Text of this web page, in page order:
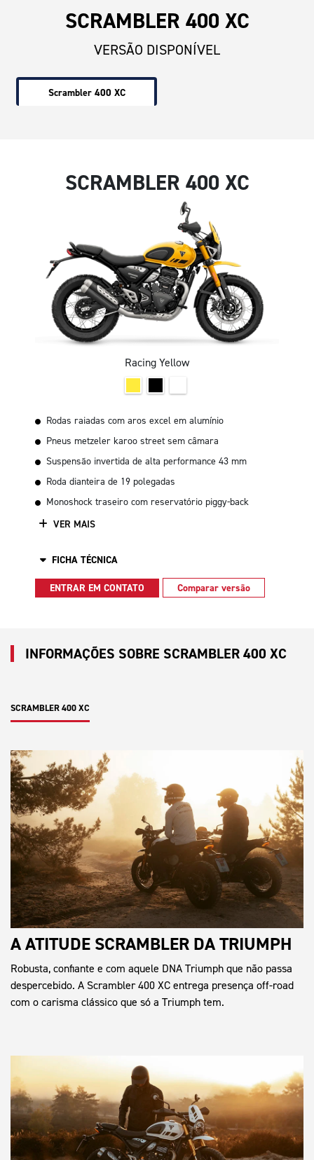
SCRAMBLER 400 XC
VERSÃO DISPONÍVEL
Scrambler 400 XC
SCRAMBLER 400 XC
Racing Yellow
Rodas raiadas com aros excel em alumínio
Pneus metzeler karoo street sem câmara
Suspensão invertida de alta performance 43 mm
Roda dianteira de 19 polegadas
Monoshock traseiro com reservatório piggy-back
VER MAIS
FICHA TÉCNICA
ENTRAR EM CONTATO Comparar versão
INFORMAÇÕES SOBRE SCRAMBLER 400 XC
SCRAMBLER 400 XC
A ATITUDE SCRAMBLER DA TRIUMPH
Robusta, confiante e com aquele DNA Triumph que não passa
despercebido. A Scrambler 400 XC entrega presença off-road
com o carisma clássico que só a Triumph tem.